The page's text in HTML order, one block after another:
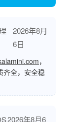
2026年8月
6日
，
齐全，安全稳
2026年8月6